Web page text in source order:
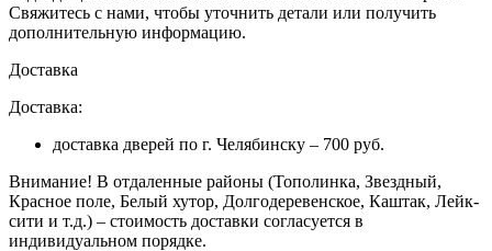
Свяжитесь с нами, чтобы уточнить детали или получить
дополнительную информацию.
Доставка
Доставка:
доставка дверей по г. Челябинску – 700 руб.
Внимание! В отдаленные районы (Тополинка, Звездный,
Красное поле, Белый хутор, Долгодеревенское, Каштак, Лейк-
сити и т.д.) – стоимость доставки согласуется в
индивидуальном порядке.